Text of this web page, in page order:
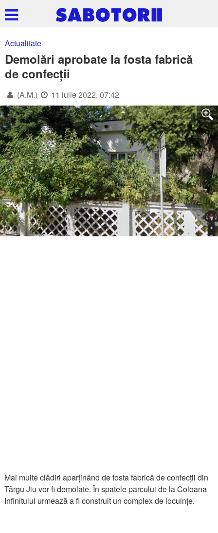
Actualitate
Demolări aprobate la fosta fabrică
de confecții
(A.M.) 11 iulie 2022, 07:42
Mai multe clădiri aparținând de fosta fabrică de confecții din
Târgu Jiu vor fi demolate. În spatele parcului de la Coloana
Infinitului urmează a fi construit un complex de locuințe.